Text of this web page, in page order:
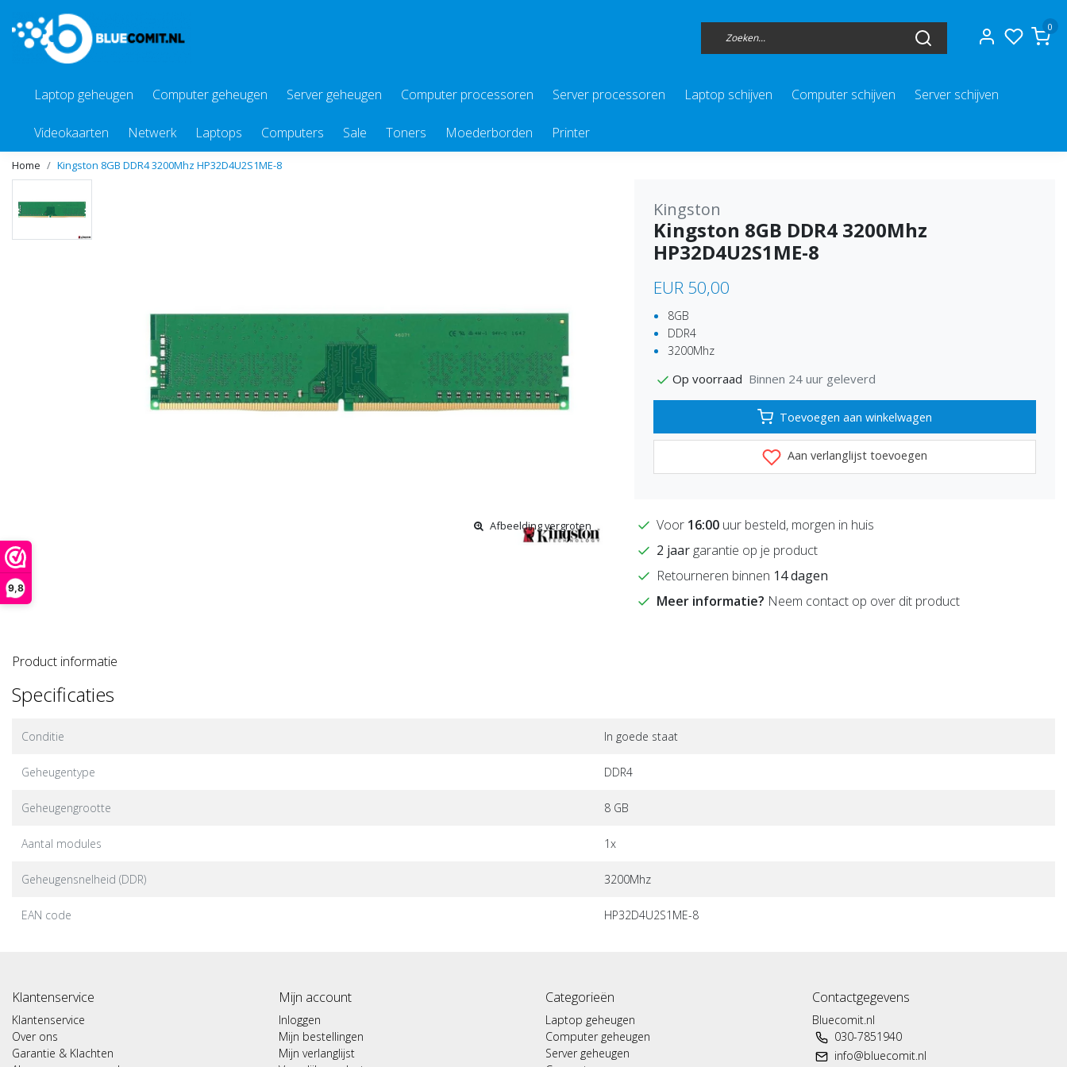
9,8
0
Laptop geheugen Computer geheugen Server geheugen Computer processoren Server processoren Laptop schijven Computer schijven Server schijven
Videokaarten Netwerk Laptops Computers Sale Toners Moederborden Printer
Home Kingston 8GB DDR4 3200Mhz HP32D4U2S1ME-8
Afbeelding vergroten
Kingston
Kingston 8GB DDR4 3200Mhz
HP32D4U2S1ME-8
EUR 50,00
8GB
DDR4
3200Mhz
Op voorraad Binnen 24 uur geleverd
Toevoegen aan winkelwagen
Aan verlanglijst toevoegen
Voor 16:00 uur besteld, morgen in huis
2 jaar garantie op je product
Retourneren binnen 14 dagen
Meer informatie? Neem contact op over dit product
Product informatie
Specificaties
Conditie In goede staat
Geheugentype DDR4
Geheugengrootte 8 GB
Aantal modules 1x
Geheugensnelheid (DDR) 3200Mhz
EAN code HP32D4U2S1ME-8
Klantenservice
Klantenservice
Over ons
Garantie & Klachten
Mijn account
Inloggen
Mijn bestellingen
Mijn verlanglijst
Categorieën
Laptop geheugen
Computer geheugen
Server geheugen
Contactgegevens
Bluecomit.nl
030-7851940
info@bluecomit.nl